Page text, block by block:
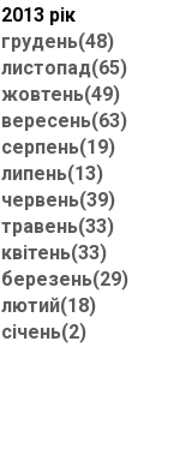
2013 рік
грудень(48)
листопад(65)
жовтень(49)
вересень(63)
серпень(19)
липень(13)
червень(39)
травень(33)
квітень(33)
березень(29)
лютий(18)
січень(2)